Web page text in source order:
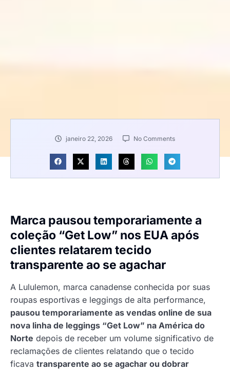
janeiro 22, 2026 No Comments
Marca pausou temporariamente a
coleção “Get Low” nos EUA após
clientes relatarem tecido
transparente ao se agachar
A Lululemon, marca canadense conhecida por suas
roupas esportivas e leggings de alta performance,
pausou temporariamente as vendas online de sua
nova linha de leggings “Get Low” na América do
Norte depois de receber um volume significativo de
reclamações de clientes relatando que o tecido
ficava transparente ao se agachar ou dobrar